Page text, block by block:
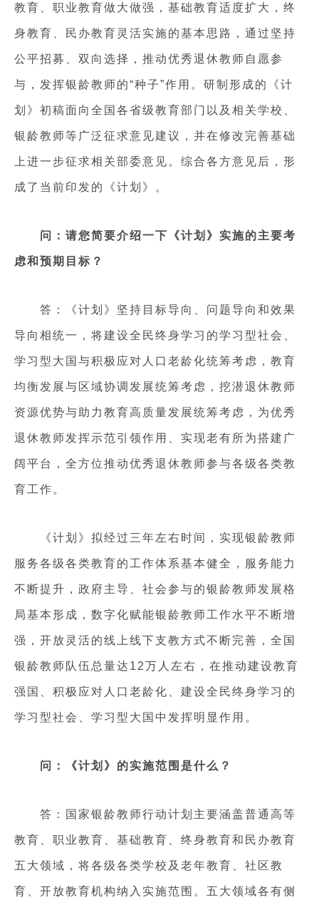
教育、职业教育做大做强，基础教育适度扩大，终
身教育、民办教育灵活实施的基本思路，通过坚持
公平招募、双向选择，推动优秀退休教师自愿参
与，发挥银龄教师的“种子”作用。研制形成的《计
划》初稿面向全国各省级教育部门以及相关学校、
银龄教师等广泛征求意见建议，并在修改完善基础
上进一步征求相关部委意见。综合各方意见后，形
成了当前印发的《计划》。
问：请您简要介绍一下《计划》实施的主要考
虑和预期目标？
答：《计划》坚持目标导向、问题导向和效果
导向相统一，将建设全民终身学习的学习型社会、
学习型大国与积极应对人口老龄化统筹考虑，教育
均衡发展与区域协调发展统筹考虑，挖潜退休教师
资源优势与助力教育高质量发展统筹考虑，为优秀
退休教师发挥示范引领作用、实现老有所为搭建广
阔平台，全方位推动优秀退休教师参与各级各类教
育工作。
《计划》拟经过三年左右时间，实现银龄教师
服务各级各类教育的工作体系基本健全，服务能力
不断提升，政府主导、社会参与的银龄教师发展格
局基本形成，数字化赋能银龄教师工作水平不断增
强，开放灵活的线上线下支教方式不断完善，全国
银龄教师队伍总量达12万人左右，在推动建设教育
强国、积极应对人口老龄化、建设全民终身学习的
学习型社会、学习型大国中发挥明显作用。
问：《计划》的实施范围是什么？
答：国家银龄教师行动计划主要涵盖普通高等
教育、职业教育、基础教育、终身教育和民办教育
五大领域，将各级各类学校及老年教育、社区教
育、开放教育机构纳入实施范围。五大领域各有侧